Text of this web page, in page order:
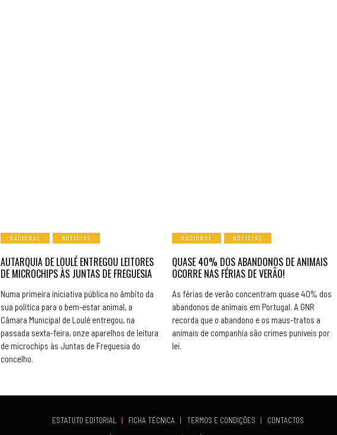
NACIONAL NOTICIAS
AUTARQUIA DE LOULÉ ENTREGOU LEITORES
DE MICROCHIPS ÀS JUNTAS DE FREGUESIA
Numa primeira iniciativa pública no âmbito da
sua política para o bem-estar animal, a
Câmara Municipal de Loulé entregou, na
passada sexta-feira, onze aparelhos de leitura
de microchips às Juntas de Freguesia do
concelho.
NACIONAL NOTICIAS
QUASE 40% DOS ABANDONOS DE ANIMAIS
OCORRE NAS FÉRIAS DE VERÃO!
As férias de verão concentram quase 40% dos
abandonos de animais em Portugal. A GNR
recorda que o abandono e os maus-tratos a
animais de companhia são crimes puníveis por
lei.
ESTATUTO EDITORIAL | FICHA TÉCNICA | TERMOS E CONDIÇÕES |
CONTACTOS